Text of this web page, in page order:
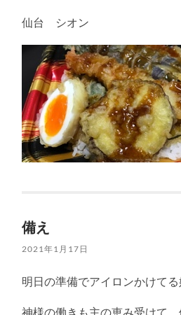
仙台 シオン
備え
2021年1月17日
明日の準備でアイロンかけてる
神様の働きも主の恵み受けて